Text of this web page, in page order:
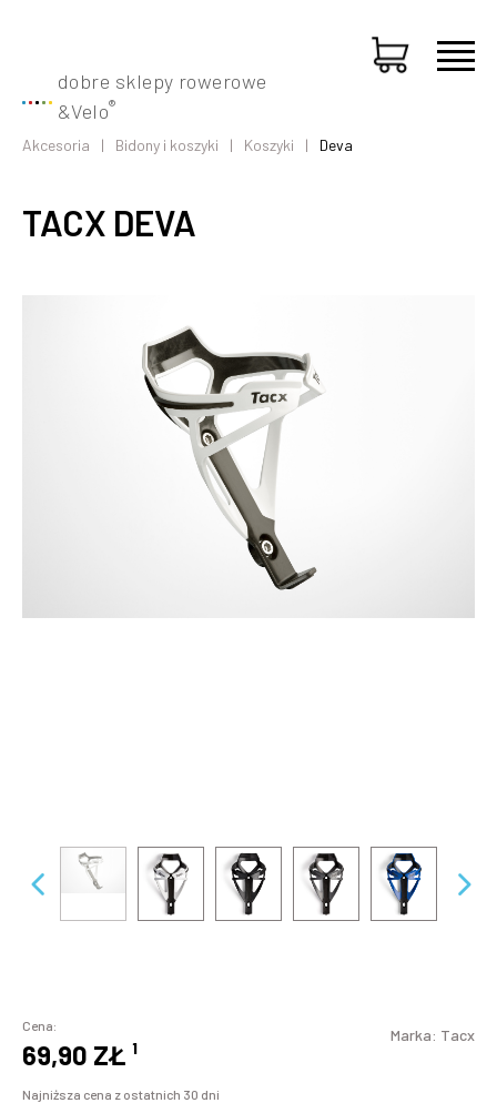
dobre sklepy rowerowe
&Velo®
Akcesoria Bidony i koszyki Koszyki Deva
TACX DEVA
Cena:
69,90 ZŁ ¹
Najniższa cena z ostatnich 30 dni
Marka: Tacx